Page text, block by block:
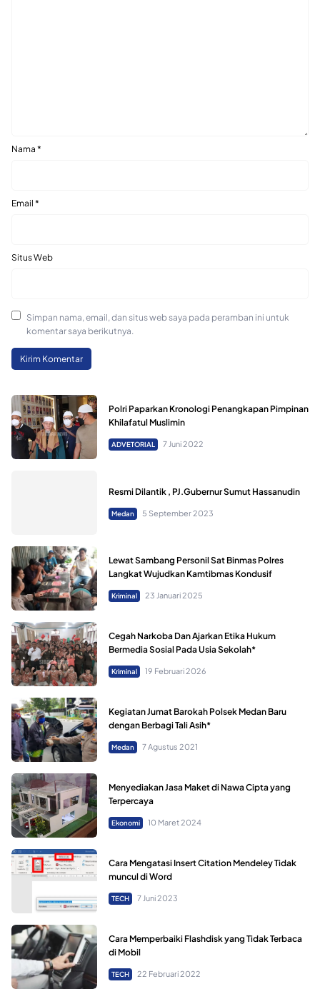
Nama *
Email *
Situs Web
Simpan nama, email, dan situs web saya pada peramban ini untuk
komentar saya berikutnya.
Polri Paparkan Kronologi Penangkapan Pimpinan
Khilafatul Muslimin
ADVETORIAL 7 Juni 2022
Resmi Dilantik , PJ.Gubernur Sumut Hassanudin
Medan 5 September 2023
Lewat Sambang Personil Sat Binmas Polres
Langkat Wujudkan Kamtibmas Kondusif
Kriminal 23 Januari 2025
Cegah Narkoba Dan Ajarkan Etika Hukum
Bermedia Sosial Pada Usia Sekolah*
Kriminal 19 Februari 2026
Kegiatan Jumat Barokah Polsek Medan Baru
dengan Berbagi Tali Asih*
Medan 7 Agustus 2021
Menyediakan Jasa Maket di Nawa Cipta yang
Terpercaya
Ekonomi 10 Maret 2024
Cara Mengatasi Insert Citation Mendeley Tidak
muncul di Word
TECH 7 Juni 2023
Cara Memperbaiki Flashdisk yang Tidak Terbaca
di Mobil
TECH 22 Februari 2022